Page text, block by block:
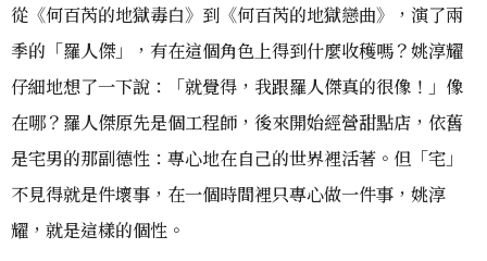
從《何百芮的地獄毒白》到《何百芮的地獄戀曲》，演了兩
季的「羅人傑」，有在這個角色上得到什麼收穫嗎？姚淳耀
仔細地想了一下說：「就覺得，我跟羅人傑真的很像！」像
在哪？羅人傑原先是個工程師，後來開始經營甜點店，依舊
是宅男的那副德性：專心地在自己的世界裡活著。但「宅」
不見得就是件壞事，在一個時間裡只專心做一件事，姚淳
耀，就是這樣的個性。